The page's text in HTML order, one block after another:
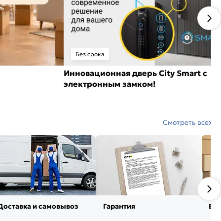
Без срока
Инновационная дверь City Smart с
электронным замком!
Смотреть все
и самовывоз Гарантия